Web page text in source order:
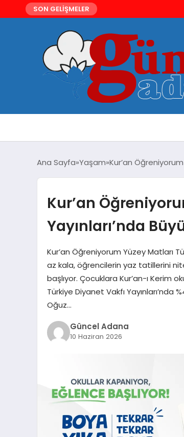
SON GELİŞMELER
Ana Sayfa Yaşam Kur’an
Kur’an
Yayınları’nda
Kur’an Öğreniyorum Yüzey Matları
az kala, öğrencilerin yaz tatillerini
başlıyor. Çocuklara Kur’an-ı Kerim
Türkiye Diyanet Vakfı
Oğuz…
Güncel Adana
10 Haziran 2026